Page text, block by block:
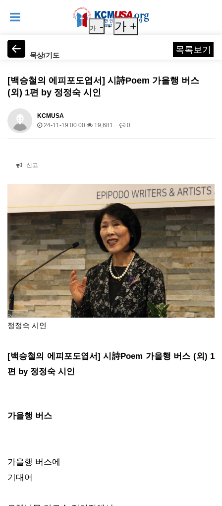
묵상/기도
가 - 가 +
목록보기
[백승철의 에피포도엽서] 시詩Poem 가을행 버스
(외) 1편 by 정정숙 시인
KCMUSA
24-11-19 00:00
19,681 0
신고
정정숙 시인
[백승철의 에피포도엽서] 시詩Poem 가을행 버스 (외) 1
편 by 정정숙 시인
가을행 버스
가을행 버스에
기대어